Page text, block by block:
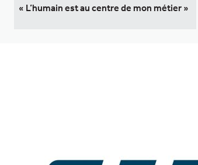
« L’humain est au centre de mon métier »